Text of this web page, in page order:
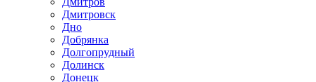
Дмитровск
Дно
Добрянка
Долгопрудный
Долинск
Донецк